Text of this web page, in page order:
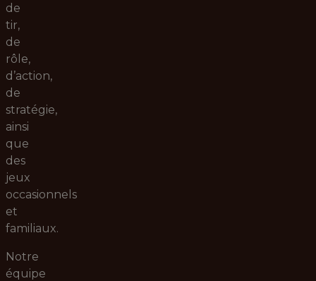
de
tir,
de
rôle,
d’action,
de
stratégie,
ainsi
que
des
jeux
occasionnels
et
familiaux.
Notre
équipe